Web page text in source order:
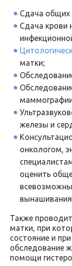
Сдача общих
Сдача крови
матки;
железы и
онкологом,
оценить
Также
матки, при
состояние и
обследование
помощи